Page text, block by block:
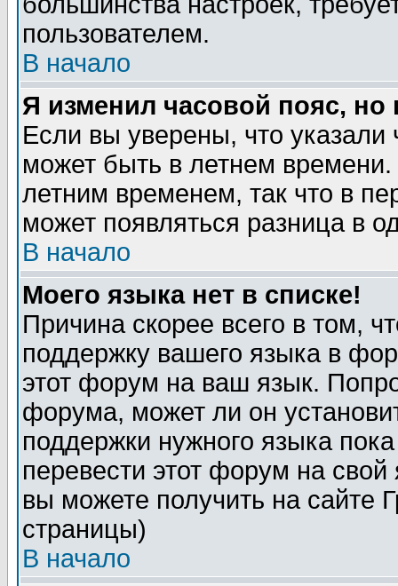
пользователем.
В начало
Я изменил часовой пояс,
Если вы уверены, что указали
может быть в летнем
летним временем, так что в
может появляться разница в
В начало
Моего языка нет в списке!
Причина скорее всего в том,
поддержку вашего языка в
этот форум на ваш язык.
форума, может ли он
поддержки нужного языка
перевести этот форум на
вы можете получить на сайте
страницы)
В начало